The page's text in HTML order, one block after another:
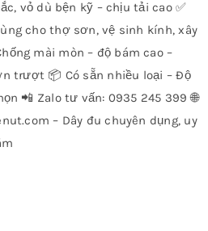
vỏ dù bện kỹ – chịu tải cao ✅
cho thợ sơn, vệ sinh kính, xây
mài mòn – độ bám cao –
trượt 📦 Có sẵn nhiều loại – Độ
📲 Zalo tư vấn: 0935 245 399 🌐
– Dây đu chuyên dụng, uy